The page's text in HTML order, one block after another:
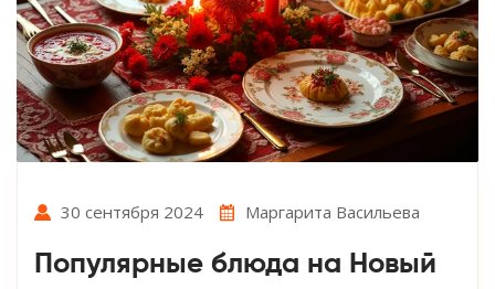
30 сентября 2024 Маргарита Васильева
Популярные блюда на Новый